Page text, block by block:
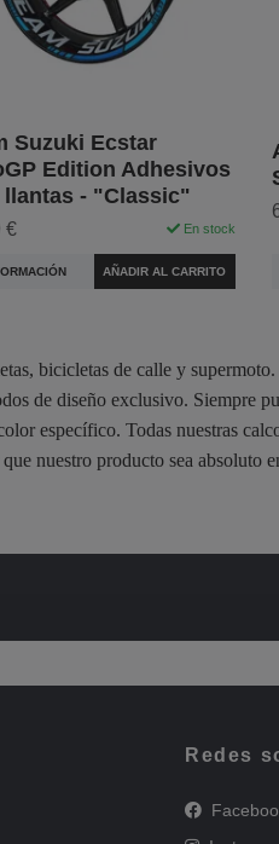
Suzuki Ecstar
Edition Adhesivos
llantas - "Classic"
€ En stock
AÑADIR AL CARRITO
bicicletas de calle y
de diseño exclusivo. Siempre
específico. Todas nuestras
nuestro producto sea absoluto
Redes